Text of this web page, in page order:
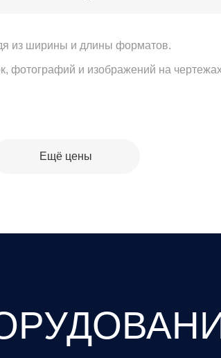
из ширины и длины форматов.
фотографий и изображений на
Ещё цены